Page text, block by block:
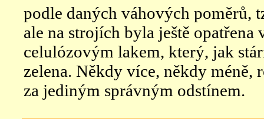
podle daných váhových poměrů,
ale na strojích byla ještě
celulózovým lakem, který, jak
zelena. Někdy více, někdy méně,
za jediným správným odstínem.